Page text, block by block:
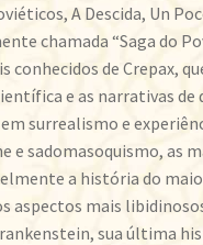
A Descida, Un
chamada “Saga do
conhecidos de Crepax,
e as narrativas de
surrealismo e
e sadomasoquismo, as
a história do
aspectos mais
sua última